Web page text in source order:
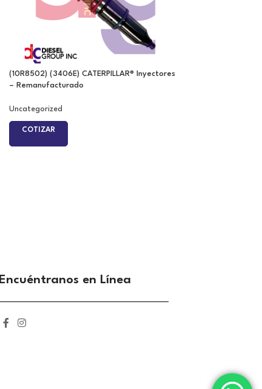
(10R8502) (3406E) CATERPILLAR® Inyectores
– Remanufacturado
Uncategorized
COTIZAR
Encuéntranos en Línea